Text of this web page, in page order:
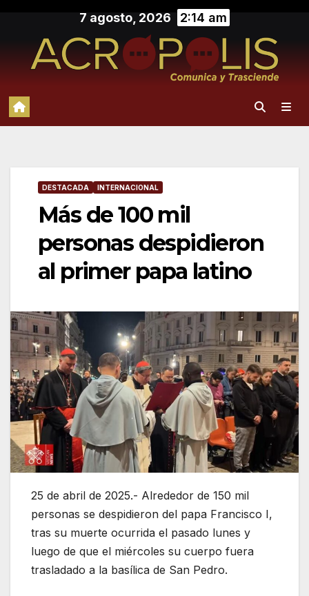
contenido
7 agosto, 2026 2:14 am
DESTACADA INTERNACIONAL
Más de 100 mil
personas despidieron
al primer papa latino
25 de abril de 2025.- Alrededor de 150 mil
personas se despidieron del papa Francisco I,
tras su muerte ocurrida el pasado lunes y
luego de que el miércoles su cuerpo fuera
trasladado a la basílica de San Pedro.